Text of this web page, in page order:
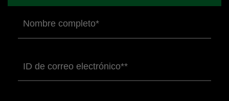
Nombre
completo(Obligatorio)
Correo
electrónico(Obligatorio)